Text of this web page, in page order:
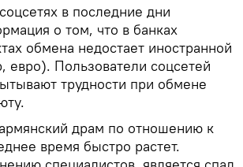
в последние дни
о том, что в банках
обмена недостает иностранной
евро). Пользователи соцсетей
трудности при обмене
драм по отношению к
время быстро растет.